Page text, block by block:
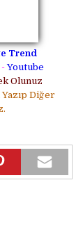
Trend
Youtube
Olunuz
Diğer